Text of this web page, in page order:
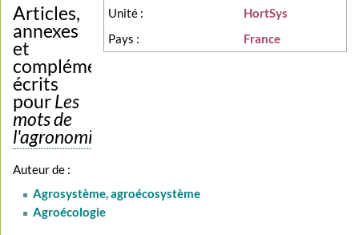
navigation
recherche
Unité :
HortSys
Pays :
France
Articles,
annexes
et
compléments
écrits
pourLes
mots de
l'agronomie
Auteur de :
Agrosystème, agroécosystème
Agroécologie